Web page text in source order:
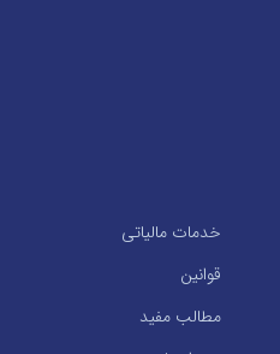
خدمات مالیاتی
قوانین
مطالب مفید